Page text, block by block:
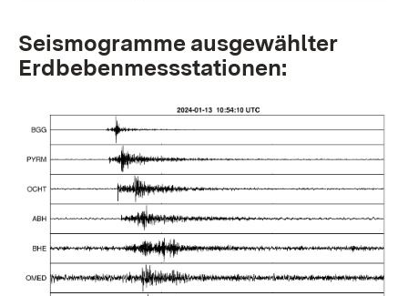
Seismogramme ausgewählter
Erdbebenmessstationen: